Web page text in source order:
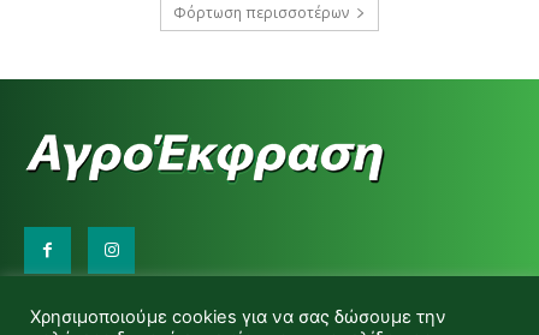
Φόρτωση περισσοτέρων
d.makas@yahoo.gr
Χρησιμοποιούμε cookies για να σας δώσουμε την